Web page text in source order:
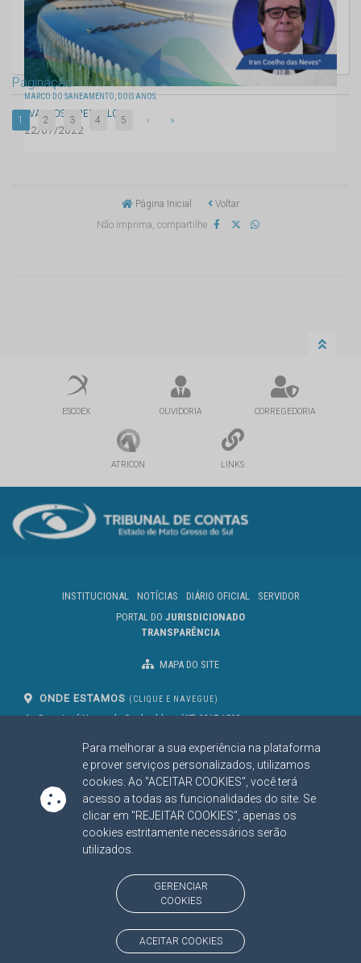
Para melhorar a sua experiência na plataforma
e prover serviços personalizados, utilizamos
cookies. Ao "ACEITAR COOKIES", você terá
acesso a todas as funcionalidades do site. Se
clicar em "REJEITAR COOKIES", apenas os
cookies estritamente necessários serão
utilizados.
GERENCIAR
COOKIES
ACEITAR COOKIES
MARCO DO SANEAMENTO, DOIS ANOS:
AVANÇOS E PERCALÇOS
22/07/2022
Paginação
1 2 3 4 5 › »
Página Inicial
Voltar
Não imprima, compartilhe
ESCOEX OUVIDORIA CORREGEDORIA
ATRICON LINKS
INSTITUCIONAL NOTÍCIAS DIÁRIO OFICIAL
SERVIDOR
PORTAL DO JURISDICIONADO
TRANSPARÊNCIA
MAPA DO SITE
ONDE ESTAMOS (CLIQUE E NAVEGUE)
Av. Des. José Nunes da Cunha, bloco
Campo Grande/MS
CEP: 79031-310
(67) 3317-1500
SIGA NOSSAS REDES SOCIAIS
Linked InYoutube
Facebook
X
BAIXE NOSSO APLICATIVO